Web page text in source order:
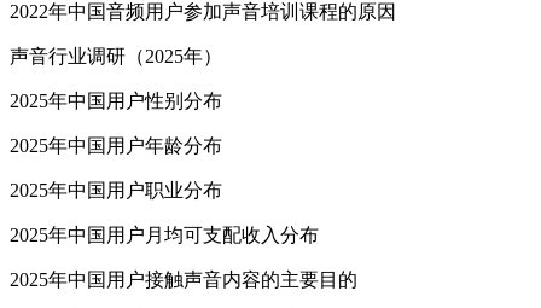
2022年中国音频用户参加声音培训课程的原因
声音行业调研（2025年）
2025年中国用户性别分布
2025年中国用户年龄分布
2025年中国用户职业分布
2025年中国用户月均可支配收入分布
2025年中国用户接触声音内容的主要目的